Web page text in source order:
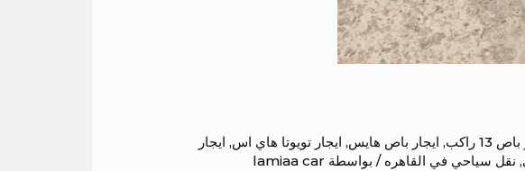
13 راكب , ايجار باص هايس, ايجار تويوتا هاي اس, ايجار
, نقل سياحي في القاهره / بواسطة lamiaa car